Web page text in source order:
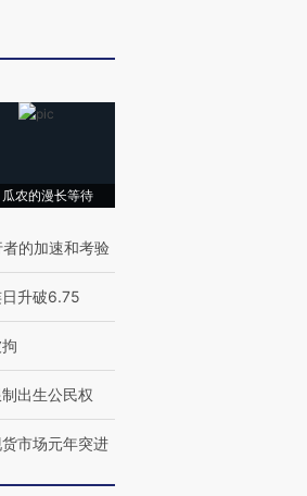
农的漫长等待
的加速和考验
升破6.75
出生公民权
货市场元年突进